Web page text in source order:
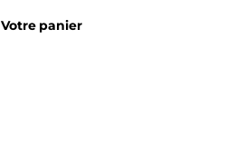
Votre panier